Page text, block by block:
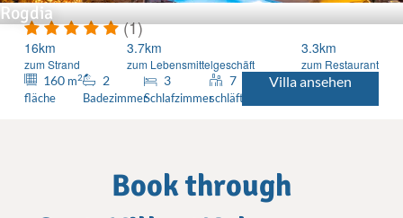
Rogdia
(1)
16km
zum Strand
3.7km
zum Lebensmittelgeschäft
3.3km
zum Restaurant
160 m2
fläche
2
Badezimmer
3
Schlafzimmer
7
schläft
Villa ansehen
Book through